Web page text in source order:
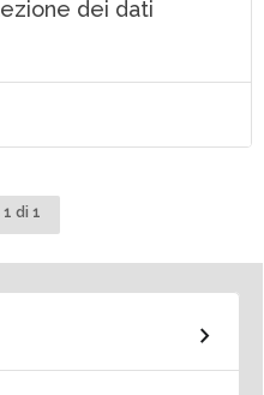
dei dati
di 1